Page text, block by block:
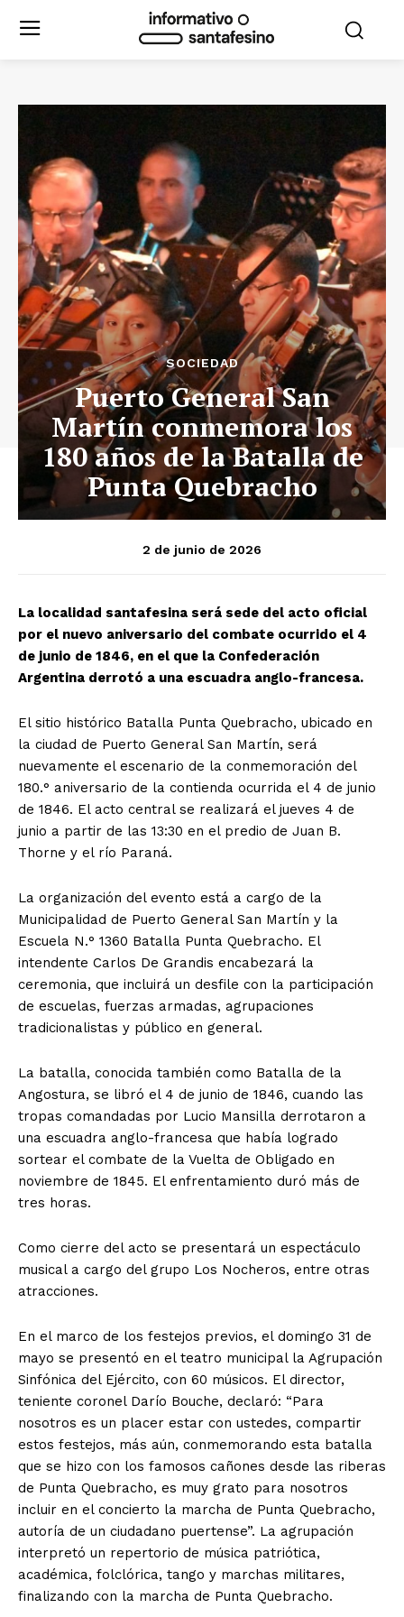
SOCIEDAD
Puerto General San
Martín conmemora los
180 años de la Batalla de
Punta Quebracho
2 de junio de 2026
La localidad santafesina será sede del acto oficial
por el nuevo aniversario del combate ocurrido el 4
de junio de 1846, en el que la Confederación
Argentina derrotó a una escuadra anglo-francesa.
El sitio histórico Batalla Punta Quebracho, ubicado en
la ciudad de Puerto General San Martín, será
nuevamente el escenario de la conmemoración del
180.° aniversario de la contienda ocurrida el 4 de junio
de 1846. El acto central se realizará el jueves 4 de
junio a partir de las 13:30 en el predio de Juan B.
Thorne y el río Paraná.
La organización del evento está a cargo de la
Municipalidad de Puerto General San Martín y la
Escuela N.° 1360 Batalla Punta Quebracho. El
intendente Carlos De Grandis encabezará la
ceremonia, que incluirá un desfile con la participación
de escuelas, fuerzas armadas, agrupaciones
tradicionalistas y público en general.
La batalla, conocida también como Batalla de la
Angostura, se libró el 4 de junio de 1846, cuando las
tropas comandadas por Lucio Mansilla derrotaron a
una escuadra anglo-francesa que había logrado
sortear el combate de la Vuelta de Obligado en
noviembre de 1845. El enfrentamiento duró más de
tres horas.
Como cierre del acto se presentará un espectáculo
musical a cargo del grupo Los Nocheros, entre otras
atracciones.
En el marco de los festejos previos, el domingo 31 de
mayo se presentó en el teatro municipal la Agrupación
Sinfónica del Ejército, con 60 músicos. El director,
teniente coronel Darío Bouche, declaró: “Para
nosotros es un placer estar con ustedes, compartir
estos festejos, más aún, conmemorando esta batalla
que se hizo con los famosos cañones desde las riberas
de Punta Quebracho, es muy grato para nosotros
incluir en el concierto la marcha de Punta Quebracho,
autoría de un ciudadano puertense”. La agrupación
interpretó un repertorio de música patriótica,
académica, folclórica, tango y marchas militares,
finalizando con la marcha de Punta Quebracho.